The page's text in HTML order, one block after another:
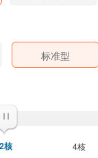
2核 4核